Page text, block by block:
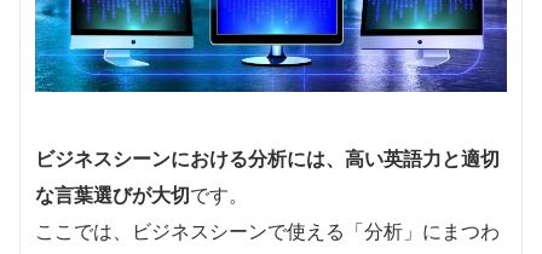
ビジネスシーンにおける分析には、高い英語力と適切
な言葉選びが大切です。
ここでは、ビジネスシーンで使える「分析」にまつわ